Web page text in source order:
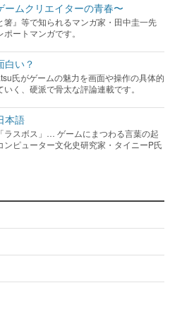
ームクリエイターの青春〜
箸』等で知られるマンガ家・田中圭一先
ートマンガです。
白い？
氏がゲームの魅力を画面や操作の具体的
く、硬派で骨太な評論連載です。
本語
ラスボス」… ゲームにまつわる言葉の起
ンピューター文化史研究家・タイニーP氏